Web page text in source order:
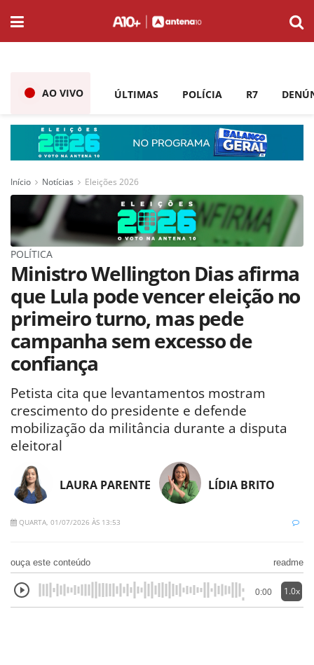
AO VIVO ÚLTIMAS POLÍCIA R7
Início Notícias Eleições 2026
POLÍTICA
Ministro Wellington Dias afirma
que Lula pode vencer eleição no
primeiro turno, mas pede
campanha sem excesso de
confiança
Petista cita que levantamentos mostram
crescimento do presidente e defende
mobilização da militância durante a disputa
eleitoral
LAURA PARENTE LÍDIA BRITO
QUARTA, 01/07/2026 ÀS 13:53
ouça este conteúdo readme
0:00 1.0x